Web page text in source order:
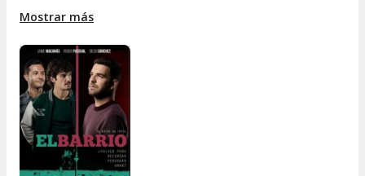
sentir, esta propuesta es para ti. Ven a descubrir cómo el
barrio puede ser tanto un ancla como un trampolín. ¿Te
atreves a volver para avanzar? Reserva ya y vive en primera
persona esta experiencia única. Porque
mejor precio
también pueden ser una puerta a la reflexión y
el reencuentro con uno mismo.
Mostrar más